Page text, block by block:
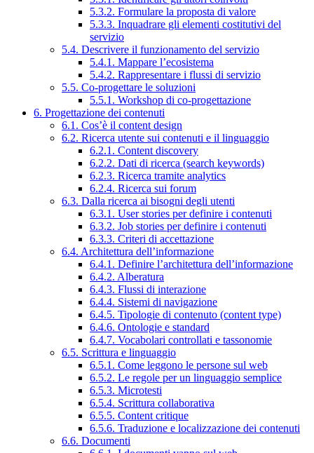
5.3.2. Formulare la proposta di valore
5.3.3. Inquadrare gli elementi costitutivi del
servizio
5.4. Descrivere il funzionamento del servizio
5.4.1. Mappare l’ecosistema
5.4.2. Rappresentare i flussi di servizio
5.5. Co-progettare le soluzioni
5.5.1. Workshop di co-progettazione
6. Progettazione dei contenuti
6.1. Cos’è il content design
6.2. Ricerca utente sui contenuti e il linguaggio
6.2.1. Content discovery
6.2.2. Dati di ricerca (search keywords)
6.2.3. Ricerca tramite analytics
6.2.4. Ricerca sui forum
6.3. Dalla ricerca ai bisogni degli utenti
6.3.1. User stories per definire i contenuti
6.3.2. Job stories per definire i contenuti
6.3.3. Criteri di accettazione
6.4. Architettura dell’informazione
6.4.1. Definire l’architettura dell’informazione
6.4.2. Alberatura
6.4.3. Flussi di interazione
6.4.4. Sistemi di navigazione
6.4.5. Tipologie di contenuto (content type)
6.4.6. Ontologie e standard
6.4.7. Vocabolari controllati e tassonomie
6.5. Scrittura e linguaggio
6.5.1. Come leggono le persone sul web
6.5.2. Le regole per un linguaggio semplice
6.5.3. Microtesti
6.5.4. Scrittura collaborativa
6.5.5. Content critique
6.5.6. Traduzione e localizzazione dei contenuti
6.6. Documenti